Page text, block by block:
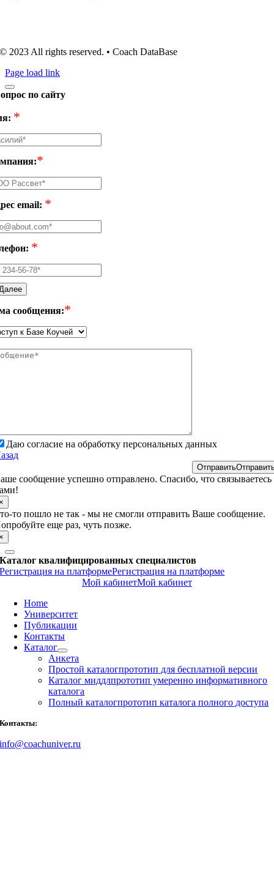
© 2023 All rights reserved. • Coach DataBase
Page load link
по сайту
*
*
email: *
*
сообщения:*
Даю согласие на обработку персональных данных
Отправить
сообщение успешно отправлено. Спасибо, что связываетесь
то пошло не так - мы не смогли отправить Ваше сообщение.
еще раз, чуть позже.
Каталог квалифицированных специалистов
Регистрация на платформеРегистрация на платформе
Мой кабинетМой кабинет
Home
Университет
Публикации
Контакты
Каталог
Анкета
Простой каталогпрототип для бесплатной версии
Каталог миддлпрототип умеренно информативного
каталога
Полный каталогпрототип каталога полного доступа
Контакты:
info@coachuniver.ru